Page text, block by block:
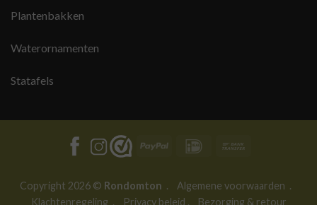
Plantenbakken
Waterornamenten
Statafels
PayPal IDeal
Copyright 2026 © Rondomton . Algemene voorwaarden .
Klachtenregeling . Privacy beleid . Bezorging & retour